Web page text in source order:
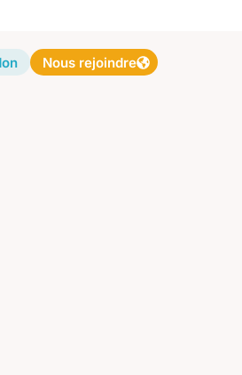
Nous rejoindre